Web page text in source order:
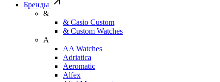
Бренды
&
& Casio Custom
& Custom Watches
A
AA Watches
Adriatica
Aeromatic
Alfex